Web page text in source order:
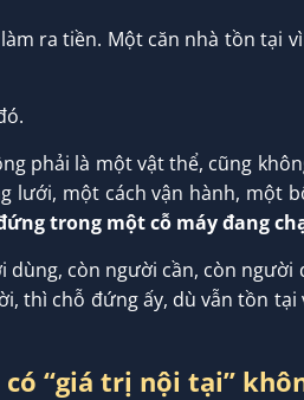
ra tiền. Một căn nhà tồn tại
phải là một vật thể, cũng
lưới, một cách vận hành, một
trong một cỗ máy đang
dùng, còn người cần, còn
thì chỗ đứng ấy, dù vẫn tồn
“giá trị nội tại”